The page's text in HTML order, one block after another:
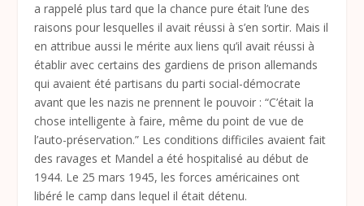
a rappelé plus tard que la chance pure était l’une des
raisons pour lesquelles il avait réussi à s’en sortir. Mais il
en attribue aussi le mérite aux liens qu’il avait réussi à
établir avec certains des gardiens de prison allemands
qui avaient été partisans du parti social-démocrate
avant que les nazis ne prennent le pouvoir : “C’était la
chose intelligente à faire, même du point de vue de
l’auto-préservation.” Les conditions difficiles avaient fait
des ravages et Mandel a été hospitalisé au début de
1944. Le 25 mars 1945, les forces américaines ont
libéré le camp dans lequel il était détenu.